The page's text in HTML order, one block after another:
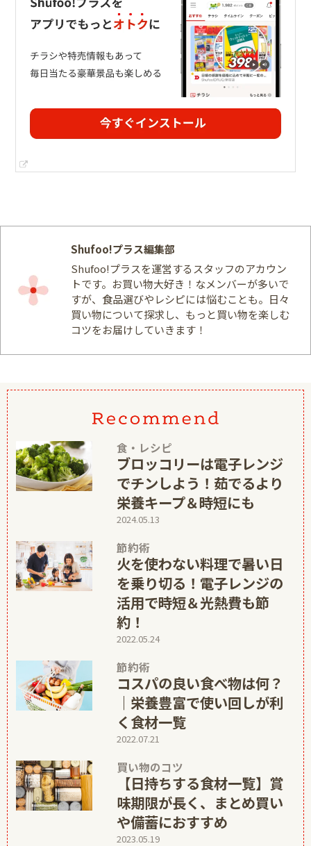
Shufoo!プラス編集部
Shufoo!プラスを運営するスタッフのアカウン
トです。お買い物大好き！なメンバーが多いで
すが、食品選びやレシピには悩むことも。日々
買い物について探求し、もっと買い物を楽しむ
コツをお届けしていきます！
食・レシピ
ブロッコリーは電子レンジ
でチンしよう！茹でるより
栄養キープ＆時短にも
2024.05.13
節約術
火を使わない料理で暑い日
を乗り切る！電子レンジの
活用で時短＆光熱費も節
約！
2022.05.24
節約術
コスパの良い食べ物は何？
｜栄養豊富で使い回しが利
く食材一覧
2022.07.21
買い物のコツ
【日持ちする食材一覧】賞
味期限が長く、まとめ買い
や備蓄におすすめ
2023.05.19